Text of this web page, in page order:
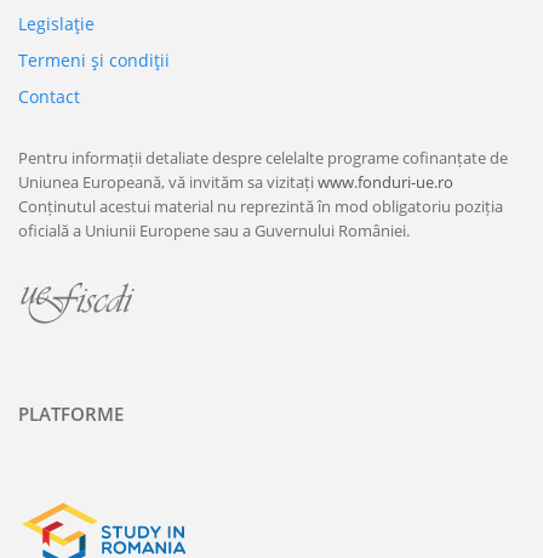
Legislaţie
Termeni şi condiţii
Contact
Pentru informații detaliate despre celelalte programe cofinanțate de
Uniunea Europeană, vă invităm sa vizitațiwww.fonduri-ue.ro
Conținutul acestui material nu reprezintă în mod obligatoriu poziția
oficială a Uniunii Europene sau a Guvernului României.
PLATFORME